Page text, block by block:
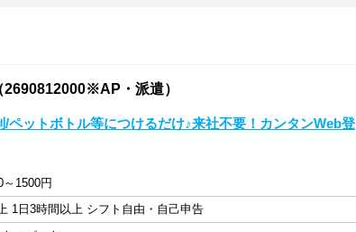
・派遣）
/ペットボトル等につけるだけ♪来社不要！カンタンWeb登
1500円
1日3時間以上 シフト自由・自己申告